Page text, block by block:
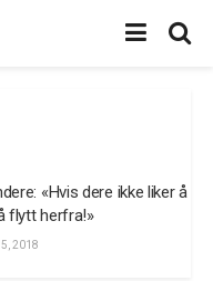
«Hvis dere ikke liker å
flytt herfra!»
2018